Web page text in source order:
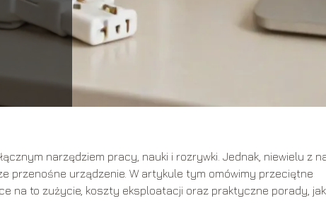
narzędziem pracy, nauki i rozrywki. Jednak, niewielu z
przenośne urządzenie. W artykule tym omówimy przeciętne
na to zużycie, koszty eksploatacji oraz praktyczne porady, jak